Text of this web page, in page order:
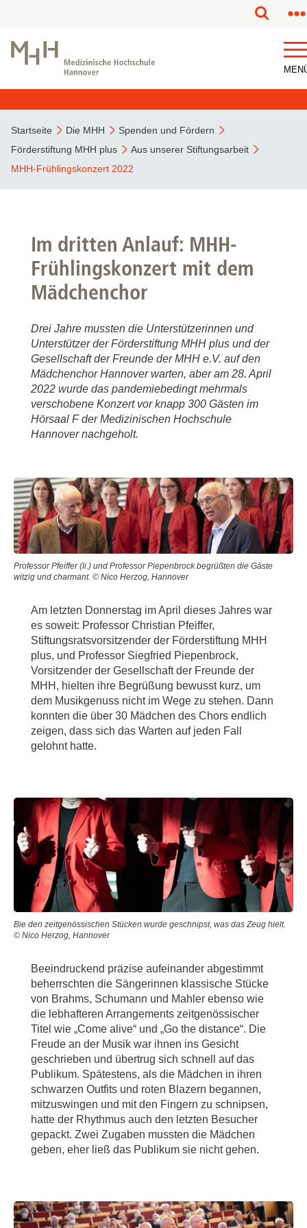
Startseite Die MHH
Spenden und Fördern
Förderstiftung MHH plus
Aus unserer Stiftungsarbeit
MHH-Frühlingskonzert 2022
Im dritten Anlauf: MHH-
Frühlingskonzert mit dem
Mädchenchor
Drei Jahre mussten die Unterstützerinnen und
Unterstützer der Förderstiftung MHH plus und der
Gesellschaft der Freunde der MHH e.V. auf den
Mädchenchor Hannover warten, aber am 28. April
2022 wurde das pandemiebedingt mehrmals
verschobene Konzert vor knapp 300 Gästen im
Hörsaal F der Medizinischen Hochschule
Hannover nachgeholt.
Professor Pfeiffer (li.) und Professor Piepenbrock begrüßten die Gäste
witzig und charmant. © Nico Herzog, Hannover
Am letzten Donnerstag im April dieses Jahres war
es soweit: Professor Christian Pfeiffer,
Stiftungsratsvorsitzender der Förderstiftung MHH
plus, und Professor Siegfried Piepenbrock,
Vorsitzender der Gesellschaft der Freunde der
MHH, hielten ihre Begrüßung bewusst kurz, um
dem Musikgenuss nicht im Wege zu stehen. Dann
konnten die über 30 Mädchen des Chors endlich
zeigen, dass sich das Warten auf jeden Fall
gelohnt hatte.
Bie den zeitgenössischen Stücken wurde geschnipst, was das Zeug hielt.
© Nico Herzog, Hannover
Beeindruckend präzise aufeinander abgestimmt
beherrschten die Sängerinnen klassische Stücke
von Brahms, Schumann und Mahler ebenso wie
die lebhafteren Arrangements zeitgenössischer
Titel wie „Come alive“ und „Go the distance“. Die
Freude an der Musik war ihnen ins Gesicht
geschrieben und übertrug sich schnell auf das
Publikum. Spätestens, als die Mädchen in ihren
schwarzen Outfits und roten Blazern begannen,
mitzuswingen und mit den Fingern zu schnipsen,
hatte der Rhythmus auch den letzten Besucher
gepackt. Zwei Zugaben mussten die Mädchen
geben, eher ließ das Publikum sie nicht gehen.